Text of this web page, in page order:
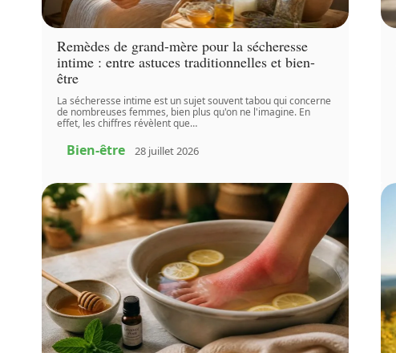
Remèdes de grand-mère pour la sécheresse
intime : entre astuces traditionnelles et bien-
être
La sécheresse intime est un sujet souvent tabou qui concerne
de nombreuses femmes, bien plus qu'on ne l'imagine. En
effet, les chiffres révèlent que…
Bien-être 28 juillet 2026